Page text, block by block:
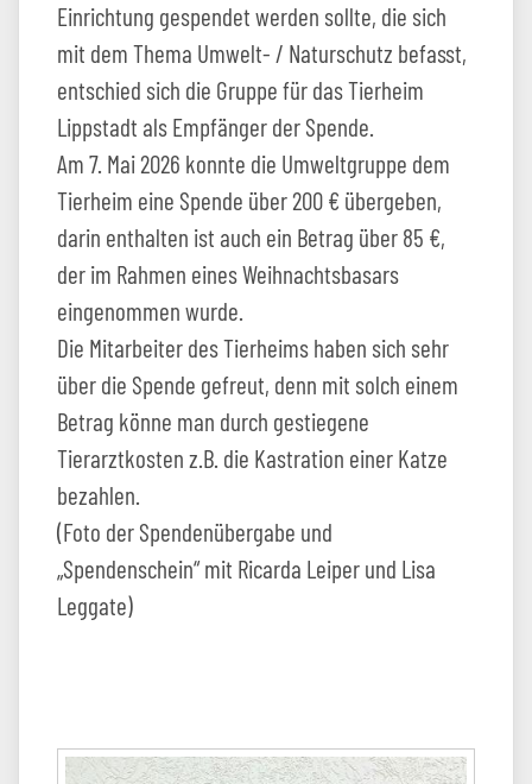
Einrichtung gespendet werden sollte, die sich
mit dem Thema Umwelt- / Naturschutz befasst,
entschied sich die Gruppe für das Tierheim
Lippstadt als Empfänger der Spende.
Am 7. Mai 2026 konnte die Umweltgruppe dem
Tierheim eine Spende über 200 € übergeben,
darin enthalten ist auch ein Betrag über 85 €,
der im Rahmen eines Weihnachtsbasars
eingenommen wurde.
Die Mitarbeiter des Tierheims haben sich sehr
über die Spende gefreut, denn mit solch einem
Betrag könne man durch gestiegene
Tierarztkosten z.B. die Kastration einer Katze
bezahlen.
(Foto der Spendenübergabe und
„Spendenschein“ mit Ricarda Leiper und Lisa
Leggate)